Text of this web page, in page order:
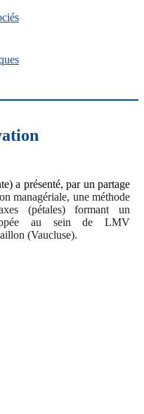
a présenté, par un partage
managériale, une méthode
(pétales)formant un
au sein de LMV
(Vaucluse).